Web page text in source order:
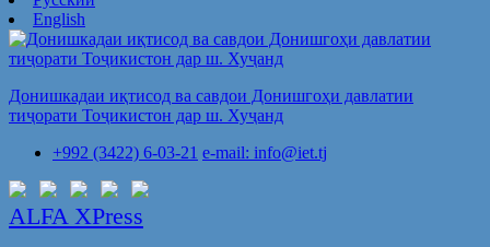
English
Донишкадаи иқтисод ва савдои Донишгоҳи давлатии
тиҷорати Тоҷикистон дар ш. Хуҷанд
+992 (3422) 6-03-21 e-mail: info@iet.tj
ALFA XPress